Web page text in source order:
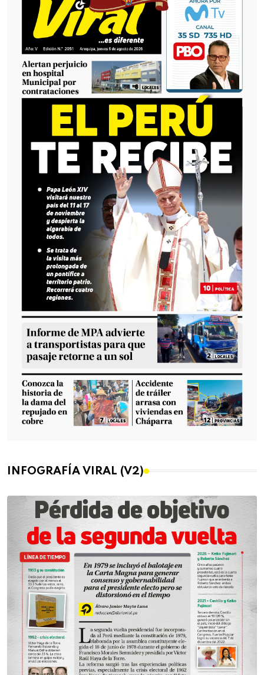
INFOGRAFÍA VIRAL (V2)